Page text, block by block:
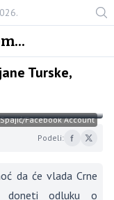
Turske,
Facebook Account
Podeli:
da će vlada Crne
doneti odluku o